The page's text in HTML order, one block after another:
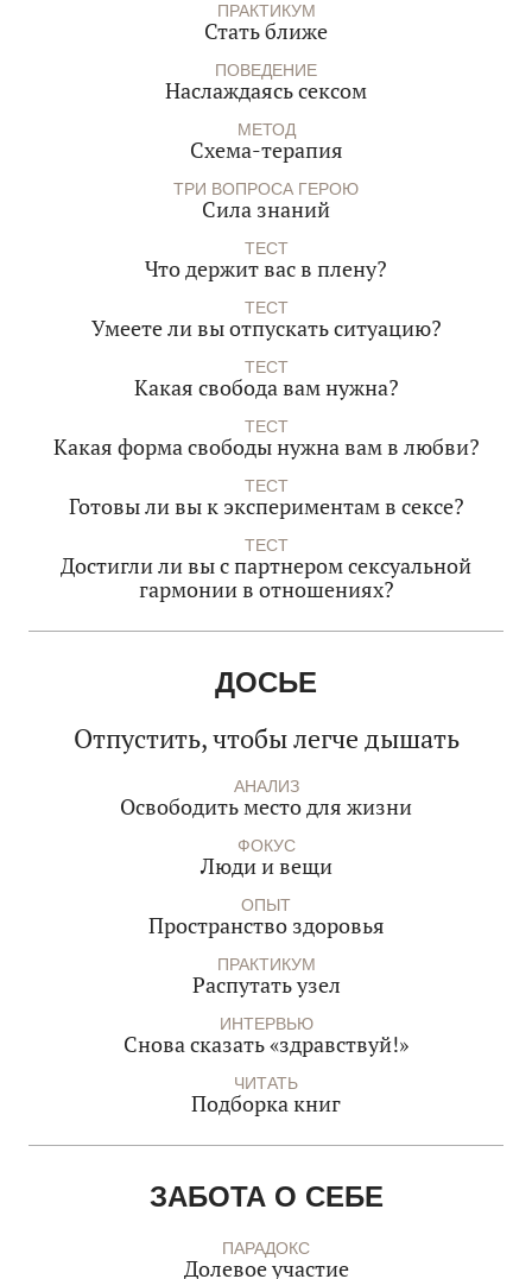
ПРАКТИКУМ
Стать ближе
ПОВЕДЕНИЕ
Наслаждаясь сексом
МЕТОД
Схема-терапия
ТРИ ВОПРОСА ГЕРОЮ
Сила знаний
ТЕСТ
Что держит вас в плену?
ТЕСТ
Умеете ли вы отпускать ситуацию?
ТЕСТ
Какая свобода вам нужна?
ТЕСТ
Какая форма свободы нужна вам в любви?
ТЕСТ
Готовы ли вы к экспериментам в сексе?
ТЕСТ
Достигли ли вы с партнером сексуальной
гармонии в отношениях?
ДОСЬЕ
Отпустить, чтобы легче дышать
АНАЛИЗ
Освободить место для жизни
ФОКУС
Люди и вещи
ОПЫТ
Пространство здоровья
ПРАКТИКУМ
Распутать узел
ИНТЕРВЬЮ
Снова сказать «здравствуй!»
ЧИТАТЬ
Подборка книг
ЗАБОТА О СЕБЕ
ПАРАДОКС
Долевое участие